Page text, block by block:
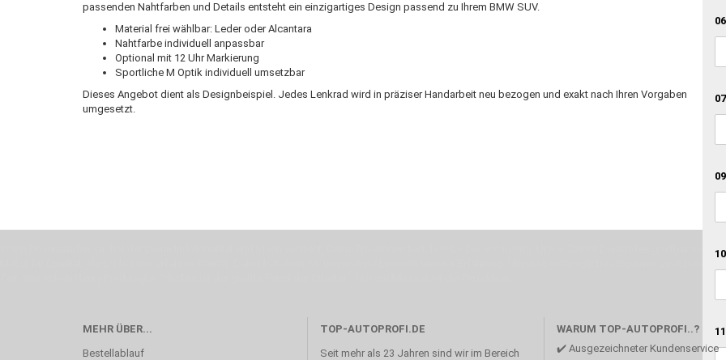
passenden Nahtfarben und Details entsteht ein einzigartiges Design passend zu Ihrem BMW SUV.
Material frei wählbar: Leder oder Alcantara
Nahtfarbe individuell anpassbar
Optional mit 12 Uhr Markierung
Sportliche M Optik individuell umsetzbar
Dieses Angebot dient als Designbeispiel. Jedes Lenkrad wird in präziser Handarbeit neu bezogen und exakt nach Ihren Vorgaben
umgesetzt.
Wenn Du jemanden suchst der Deine Individualität und Ideen versteht, Deine Emotionen teilt, bist Du bei uns richtig. Unser Ziel ist Deine Idee greifbar zu
Motor für Qualität, die Du bei uns erfahren kannst. Dabei behelfen wir uns in erste Linie mit unserer Erfahrung. Um ein bestmögliches Ergebnis zu erzielen,
MEHR ÜBER...
Bestellablauf
TOP-AUTOPROFI.DE
Seit mehr als 23 Jahren sind wir im Bereich
WARUM TOP-AUTOPROFI..?
✔️ Ausgezeichneter Kundenservice